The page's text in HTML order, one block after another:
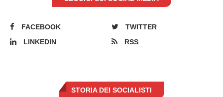
FACEBOOK
TWITTER
LINKEDIN
RSS
STORIA DEI SOCIALISTI